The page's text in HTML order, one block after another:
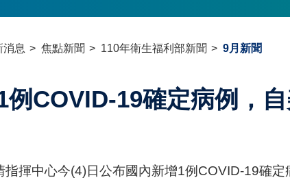
消息 焦點新聞 110年衛生福利部新聞 9月新聞
例COVID-19確定病例，
指揮中心今(4)日公布國內新增1例COVID-19確